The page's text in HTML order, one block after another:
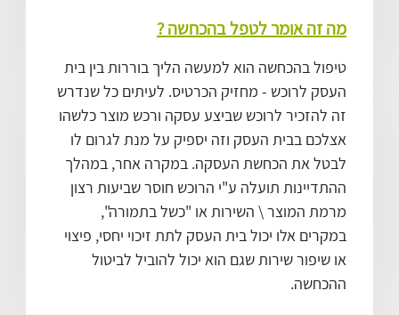
מה זה אומר לטפל בהכחשה ?
טיפול בהכחשה הוא למעשה הליך בוררות בין בית
העסק לרוכש - מחזיק הכרטיס. לעיתים כל שנדרש
זה להזכיר לרוכש שביצע עסקה ורכש מוצר כלשהו
אצלכם בבית העסק וזה יספיק על מנת לגרום לו
לבטל את הכחשת העסקה. במקרה אחר, במהלך
ההתדיינות תועלה ע"י הרוכש חוסר שביעות רצון
מרמת המוצר \ השירות או "כשל בתמורה",
במקרים אלו יכול בית העסק לתת זיכוי יחסי, פיצוי
או שיפור שירות שגם הוא יכול להוביל לביטול
ההכחשה.